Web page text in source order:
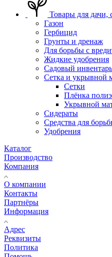
Товары для дачи,
Газон
Гербицид
Грунты и дренаж
Для борьбы с
Жидкие удобрения
Садовый инвентарь
Сетка и укрывной
Сетки
Плёнка
Укрывной
Сидераты
Средства для
Удобрения
Каталог
Производство
Компания
О компании
Контакты
Партнёры
Информация
Адрес
Реквизиты
Политика